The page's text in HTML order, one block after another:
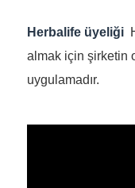
Herbalife üyeliği
almak için şirketin
uygulamadır.